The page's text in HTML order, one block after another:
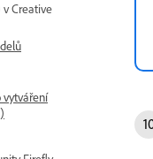
Creative
vytváření